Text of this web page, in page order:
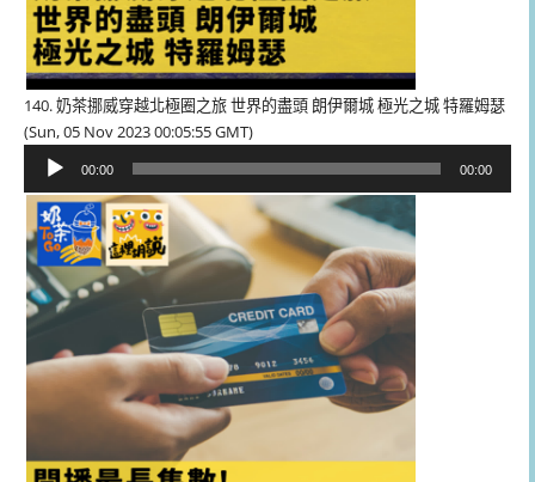
140. 奶茶挪威穿越北極圈之旅 世界的盡頭 朗伊爾城 極光之城 特羅姆瑟
(Sun, 05 Nov 2023 00:05:55 GMT)
播
放
器
00:00 00:00